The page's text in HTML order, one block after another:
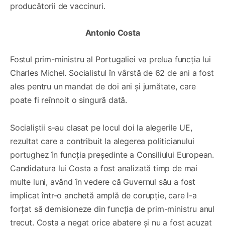
producătorii de vaccinuri.
Antonio Costa
Fostul prim-ministru al Portugaliei va prelua funcția lui
Charles Michel. Socialistul în vârstă de 62 de ani a fost
ales pentru un mandat de doi ani și jumătate, care
poate fi reînnoit o singură dată.
Socialiștii s-au clasat pe locul doi la alegerile UE,
rezultat care a contribuit la alegerea politicianului
portughez în funcția președinte a Consiliului European.
Candidatura lui Costa a fost analizată timp de mai
multe luni, având în vedere că Guvernul său a fost
implicat într-o anchetă amplă de corupție, care l-a
forțat să demisioneze din funcția de prim-ministru anul
trecut. Costa a negat orice abatere și nu a fost acuzat